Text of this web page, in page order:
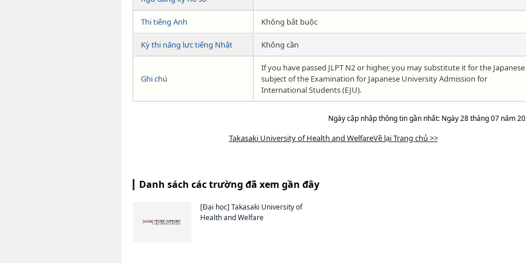
Thi tiếng Anh Không bắt buộc
Kỳ thi năng lực tiếng Nhật Không cần
Ghi chú
If you have passed JLPT N2 or higher, you may substitute it for the Japanese
subject of the Examination for Japanese University Admission for
International Students (EJU).
Ngày cập nhập thông tin gần nhất: Ngày 28 tháng 07 năm
Takasaki University of Health and WelfareVề lại Trang chủ >>
Danh sách các trường đã xem gần đây
[Đại học] Takasaki University of
Health and Welfare